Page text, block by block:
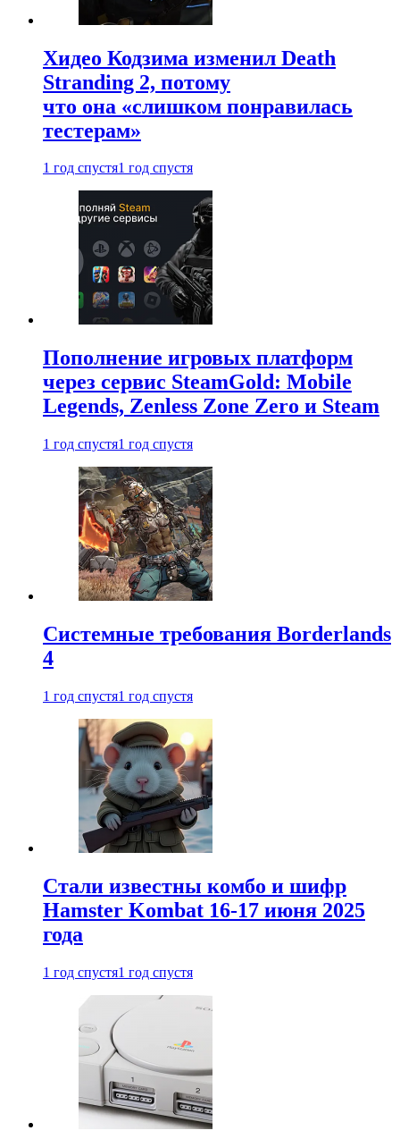
Хидео Кодзима изменил Death
Stranding 2, потому
что она «слишком понравилась
тестерам»
1 год спустя1 год спустя
Пополнение игровых платформ
через сервис SteamGold: Mobile
Legends, Zenless Zone Zero и Steam
1 год спустя1 год спустя
Системные требования Borderlands
4
1 год спустя1 год спустя
Стали известны комбо и шифр
Hamster Kombat 16-17 июня 2025
года
1 год спустя1 год спустя